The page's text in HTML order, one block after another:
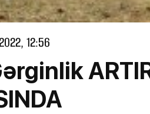
12:56